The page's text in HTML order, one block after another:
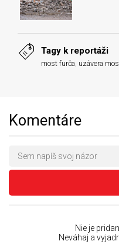
Tagy k reportáži
most furča uzávera
Komentáre
Nie je
Neváhaj a